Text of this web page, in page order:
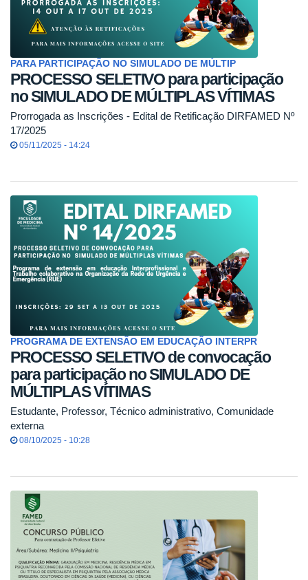
PARA PARTICIPAÇÃO NO SIMULADO DE MÚLTIP
PROCESSO SELETIVO para participação
no SIMULADO DE MÚLTIPLAS VÍTIMAS
Prorrogada as Inscrições - Edital de Retificação DIRFAMED Nº
17/2025
05/11/2025 - 14:24
PROGRAMA DE EXTENSÃO EM EDUCAÇÃO INTERPR
PROCESSO SELETIVO de convocação
para participação no SIMULADO DE
MÚLTIPLAS VÍTIMAS
Estudante, Professor, Técnico administrativo, Comunidade
externa
08/10/2025 - 10:28